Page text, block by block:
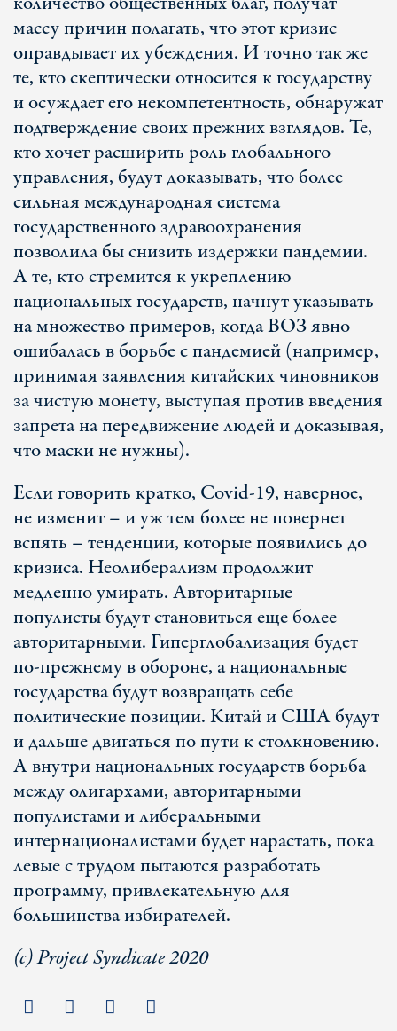
массу причин полагать, что этот кризис
оправдывает их убеждения. И точно так же
те, кто скептически относится к государству
и осуждает его некомпетентность, обнаружат
подтверждение своих прежних взглядов. Те,
кто хочет расширить роль глобального
управления, будут доказывать, что более
сильная международная система
государственного здравоохранения
позволила бы снизить издержки пандемии.
А те, кто стремится к укреплению
национальных государств, начнут указывать
на множество примеров, когда ВОЗ явно
ошибалась в борьбе с пандемией (например,
принимая заявления китайских чиновников
за чистую монету, выступая против введения
запрета на передвижение людей и доказывая,
что маски не нужны).
Если говорить кратко, Covid-19, наверное,
не изменит – и уж тем более не повернет
вспять – тенденции, которые появились до
кризиса. Неолиберализм продолжит
медленно умирать. Авторитарные
популисты будут становиться еще более
авторитарными. Гиперглобализация будет
по-прежнему в обороне, а национальные
государства будут возвращать себе
политические позиции. Китай и США будут
и дальше двигаться по пути к столкновению.
А внутри национальных государств борьба
между олигархами, авторитарными
популистами и либеральными
интернационалистами будет нарастать, пока
левые с трудом пытаются разработать
программу, привлекательную для
большинства избирателей.
(с) Project Syndicate 2020